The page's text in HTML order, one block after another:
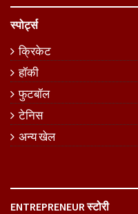
स्पोर्ट्स
क्रिकेट
हॉकी
फुटबॉल
टेनिस
अन्य खेल
ENTREPRENEUR स्टोरी